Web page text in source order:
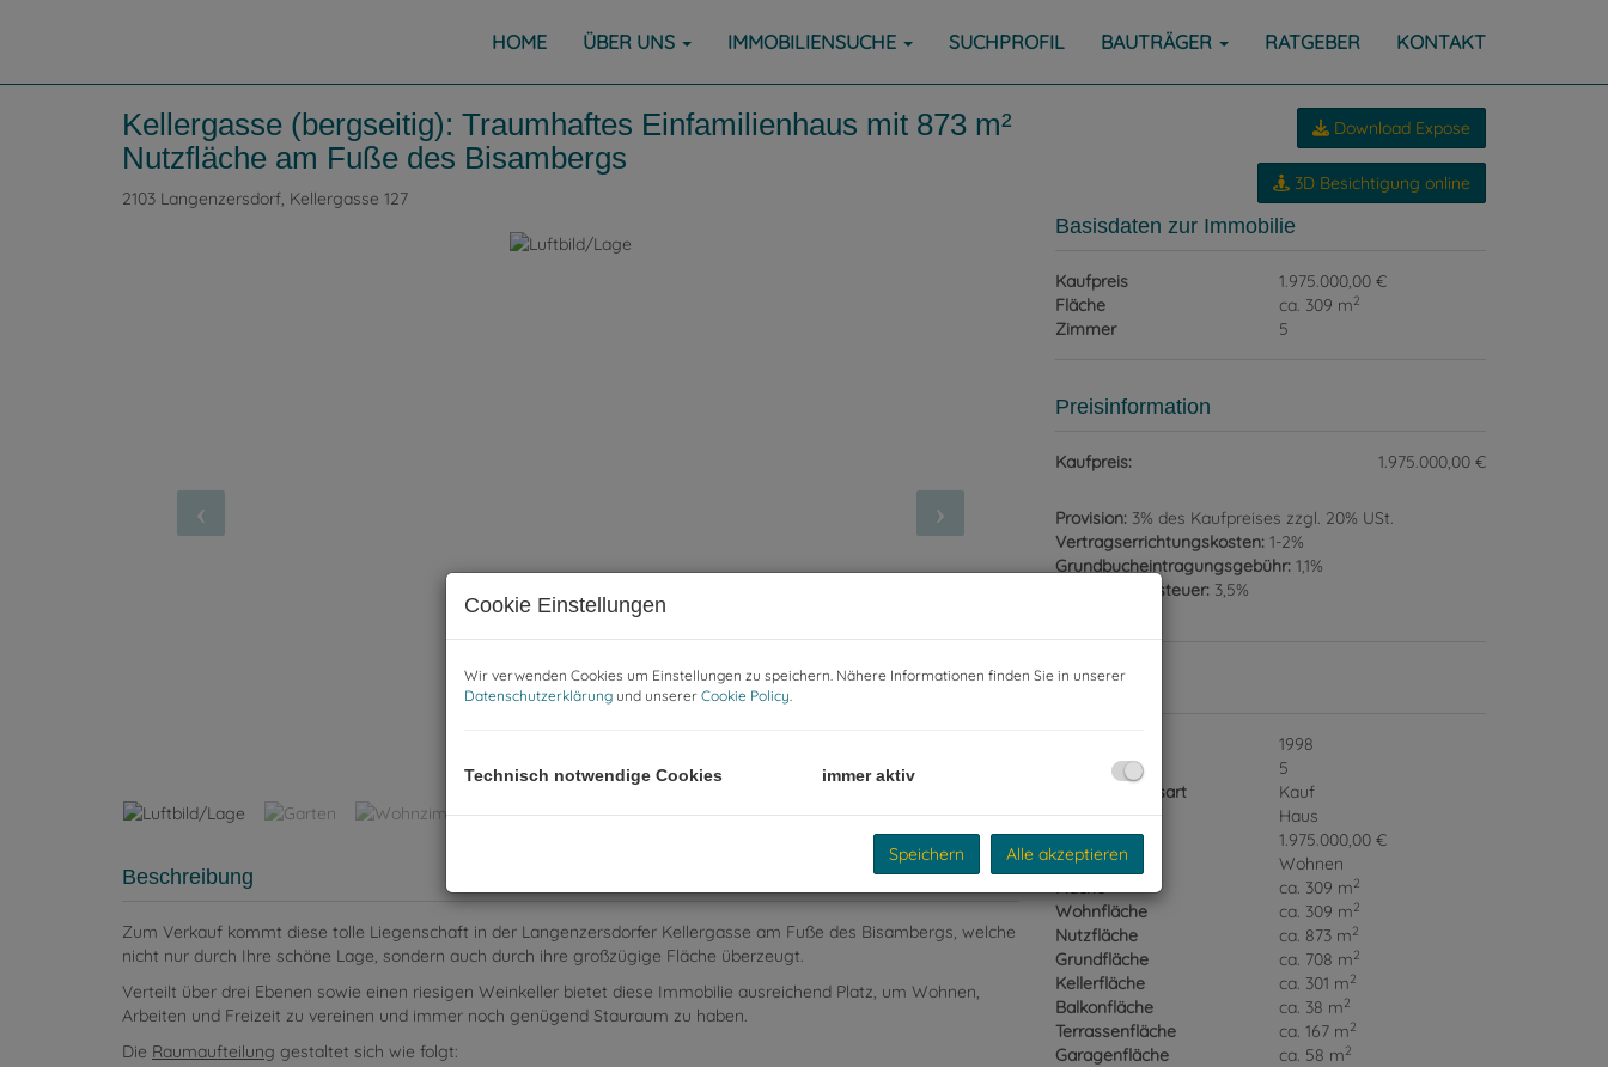
HOME ÜBER UNS IMMOBILIENSUCHE SUCHPROFIL BAUTRÄGER RATGEBER KONTAKT
Kellergasse (bergseitig): Traumhaftes Einfamilienhaus mit 873 m²
Nutzfläche am Fuße des Bisambergs
2103 Langenzersdorf, Kellergasse 127
Beschreibung
Zum Verkauf kommt diese tolle Liegenschaft in der Langenzersdorfer Kellergasse am Fuße des Bisambergs, welche
nicht nur durch Ihre schöne Lage, sondern auch durch ihre großzügige Fläche überzeugt.
Verteilt über drei Ebenen sowie einen riesigen Weinkeller bietet diese Immobilie ausreichend Platz, um Wohnen,
Arbeiten und Freizeit zu vereinen und immer noch genügend Stauraum zu haben.
Die Raumaufteilung gestaltet sich wie folgt:
Download Expose
3D Besichtigung online
Basisdaten zur Immobilie
Kaufpreis
1.975.000,00 €
Fläche
ca. 309 m2
Zimmer 5
Preisinformation
Kaufpreis: 1.975.000,00 €
Provision: 3% des Kaufpreises zzgl. 20% USt.
Vertragserrichtungskosten: 1-2%
Grundbucheintragungsgebühr: 1,1%
Grunderwerbsteuer: 3,5%
1998
Zimmer
5
Vermarktungsart
Kauf
Objektart
Haus
Kaufpreis
1.975.000,00 €
Nutzungsart
Wohnen
Fläche
ca. 309 m2
Wohnfläche ca. 309 m2
Nutzfläche ca. 873 m2
Grundfläche ca. 708 m2
Kellerfläche ca. 301 m2
Balkonfläche ca. 38 m2
Terrassenfläche ca. 167 m2
Garagenfläche ca. 58 m2
Cookie Einstellungen
Wir verwenden Cookies um Einstellungen zu speichern. Nähere Informationen finden Sie in unserer
Datenschutzerklärung und unserer Cookie Policy.
Technisch notwendige Cookies immer aktiv
Speichern Alle akzeptieren